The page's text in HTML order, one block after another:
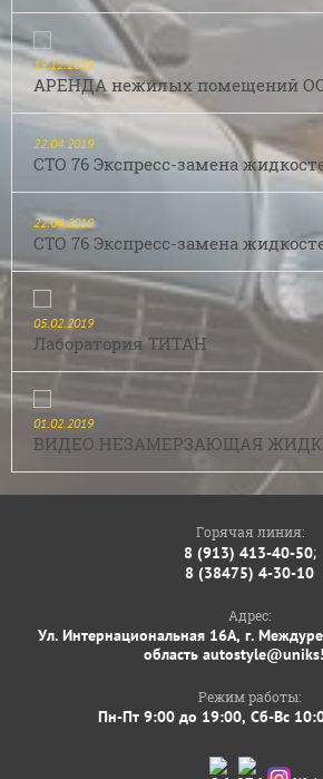
19.12.2019
АРЕНДА нежилых помещений
22.04.2019
СТО 76 Экспресс-замена
22.04.2019
СТО 76 Экспресс-замена
05.02.2019
Лаборатория ТИТАН
01.02.2019
ВИДЕО.НЕЗАМЕРЗАЮЩАЯ
Горячая линия:
8 (913) 413-40-50;
8 (38475) 4-30-10
Адрес:
Ул. Интернациональная 16А, г.
область
Режим работы:
Пн-Пт 9:00 до 19:00, Сб-Вс